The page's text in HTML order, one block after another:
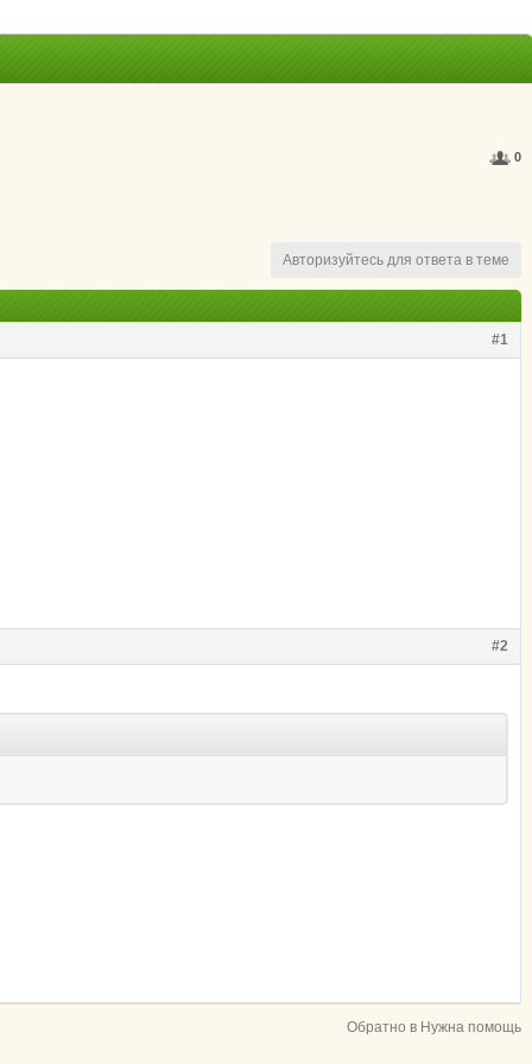
0
Авторизуйтесь для ответа в теме
#1
#2
Обратно в Нужна помощь